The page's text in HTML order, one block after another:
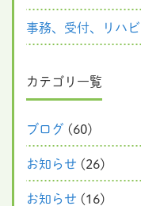
事務、受付、リハ
カテゴリ一覧
ブログ (60)
お知らせ (26)
お知らせ (16)